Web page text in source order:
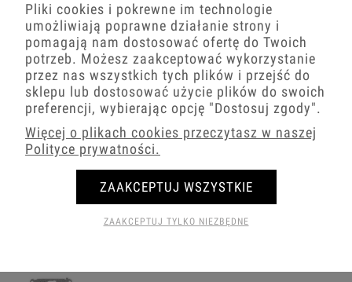
Karlik ICON biały USA
jednoklawiszowy
Karlik ICON biały USA dwuklawiszowy
Karlik ICON biały ładowarki USB
Pliki cookies i pokrewne im technologie
umożliwiają poprawne działanie strony i
pomagają nam dostosować ofertę do Twoich
potrzeb. Możesz zaakceptować wykorzystanie
przez nas wszystkich tych plików i przejść do
sklepu lub dostosować użycie plików do swoich
preferencji, wybierając opcję "Dostosuj zgody".
Więcej o plikach cookies przeczytasz w naszej
Polityce prywatności.
ZAAKCEPTUJ TYLKO NIEZBĘDNE
ZAAKCEPTUJ WSZYSTKIE